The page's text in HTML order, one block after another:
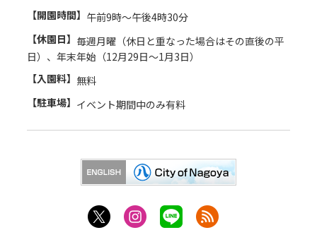
【開園時間】 午前9時～午後4時30分
【休園日】 毎週月曜（休日と重なった場合はその直後の平
日）、年末年始（12月29日～1月3日）
【入園料】 無料
【駐車場】 イベント期間中のみ有料